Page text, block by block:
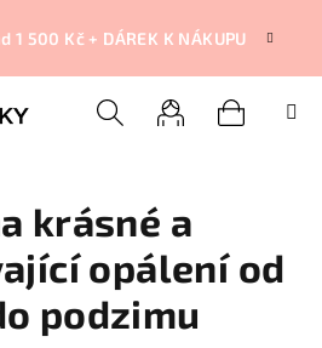
1 500 Kč + DÁREK K NÁKUPU
krásné a
opálení od
podzimu